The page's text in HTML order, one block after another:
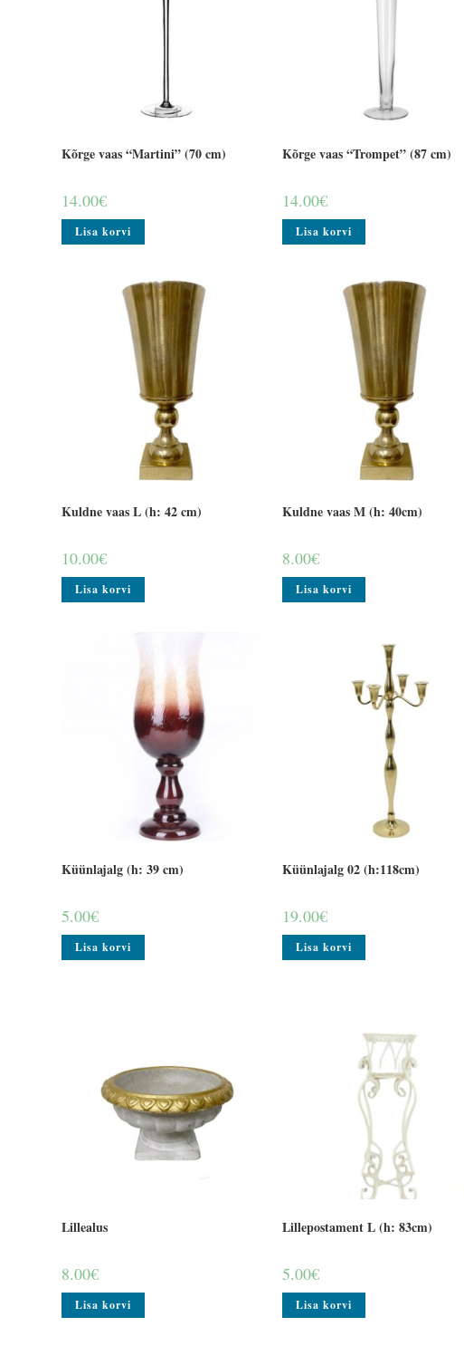
Kõrge vaas “Martini” (70 cm)
14.00€
Lisa korvi
Kõrge vaas “Trompet” (87 cm)
14.00€
Lisa korvi
Kuldne vaas L (h: 42 cm)
10.00€
Lisa korvi
Kuldne vaas M (h: 40cm)
8.00€
Lisa korvi
Küünlajalg (h: 39 cm)
5.00€
Lisa korvi
Küünlajalg 02 (h:118cm)
19.00€
Lisa korvi
Lillealus
8.00€
Lisa korvi
Lillepostament L (h: 83cm)
5.00€
Lisa korvi